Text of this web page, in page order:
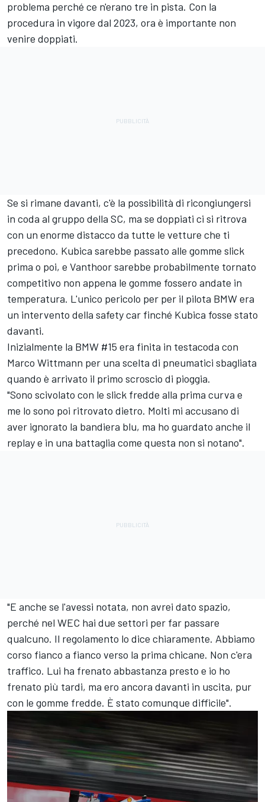
problema perché ce n'erano tre in pista. Con la
procedura in vigore dal 2023, ora è importante non
venire doppiati.
Se si rimane davanti, c'è la possibilità di ricongiungersi
in coda al gruppo della SC, ma se doppiati ci si ritrova
con un enorme distacco da tutte le vetture che ti
precedono. Kubica sarebbe passato alle gomme slick
prima o poi, e Vanthoor sarebbe probabilmente tornato
competitivo non appena le gomme fossero andate in
temperatura. L'unico pericolo per per il pilota BMW era
un intervento della safety car finché Kubica fosse stato
davanti.
Inizialmente la BMW #15 era finita in testacoda con
Marco Wittmann per una scelta di pneumatici sbagliata
quando è arrivato il primo scroscio di pioggia.
"Sono scivolato con le slick fredde alla prima curva e
me lo sono poi ritrovato dietro. Molti mi accusano di
aver ignorato la bandiera blu, ma ho guardato anche il
replay e in una battaglia come questa non si notano".
"E anche se l'avessi notata, non avrei dato spazio,
perché nel WEC hai due settori per far passare
qualcuno. Il regolamento lo dice chiaramente. Abbiamo
corso fianco a fianco verso la prima chicane. Non c'era
traffico. Lui ha frenato abbastanza presto e io ho
frenato più tardi, ma ero ancora davanti in uscita, pur
con le gomme fredde. È stato comunque difficile".